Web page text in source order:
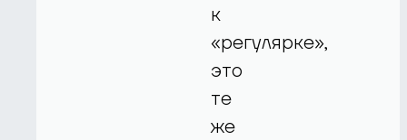
к
«регулярке»,
это
те
же